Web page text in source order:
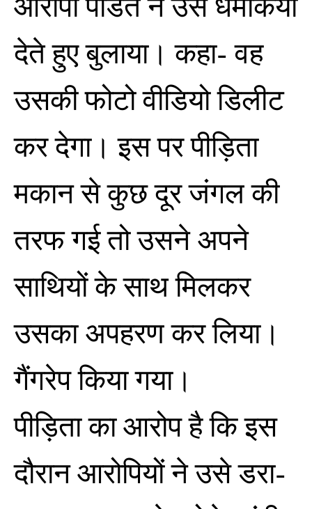
आरोपी पंडित ने उसे धमकियां
देते हुए बुलाया। कहा- वह
उसकी फोटो वीडियो डिलीट
कर देगा। इस पर पीड़िता
मकान से कुछ दूर जंगल की
तरफ गई तो उसने अपने
साथियों के साथ मिलकर
उसका अपहरण कर लिया।
गैंगरेप किया गया।
पीड़िता का आरोप है कि इस
दौरान आरोपियों ने उसे डरा-